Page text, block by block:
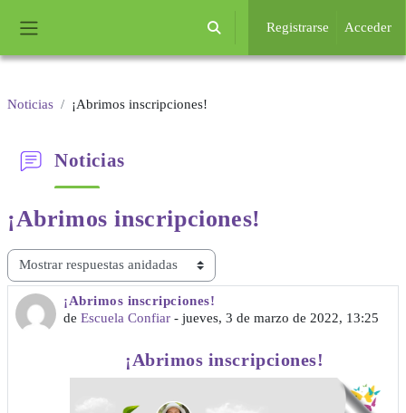
Selector de búsqueda de entrada
Registrarse Acceder
Noticias ¡Abrimos inscripciones!
Noticias
¡Abrimos inscripciones!
Mostrar modo
¡Abrimos inscripciones!
de Escuela Confiar - jueves, 3 de marzo de 2022, 13:25
Número de respuestas: 0
¡Abrimos inscripciones!